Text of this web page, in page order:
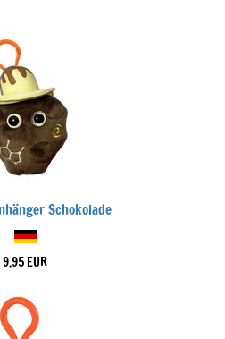
Schokolade
9,95 EUR